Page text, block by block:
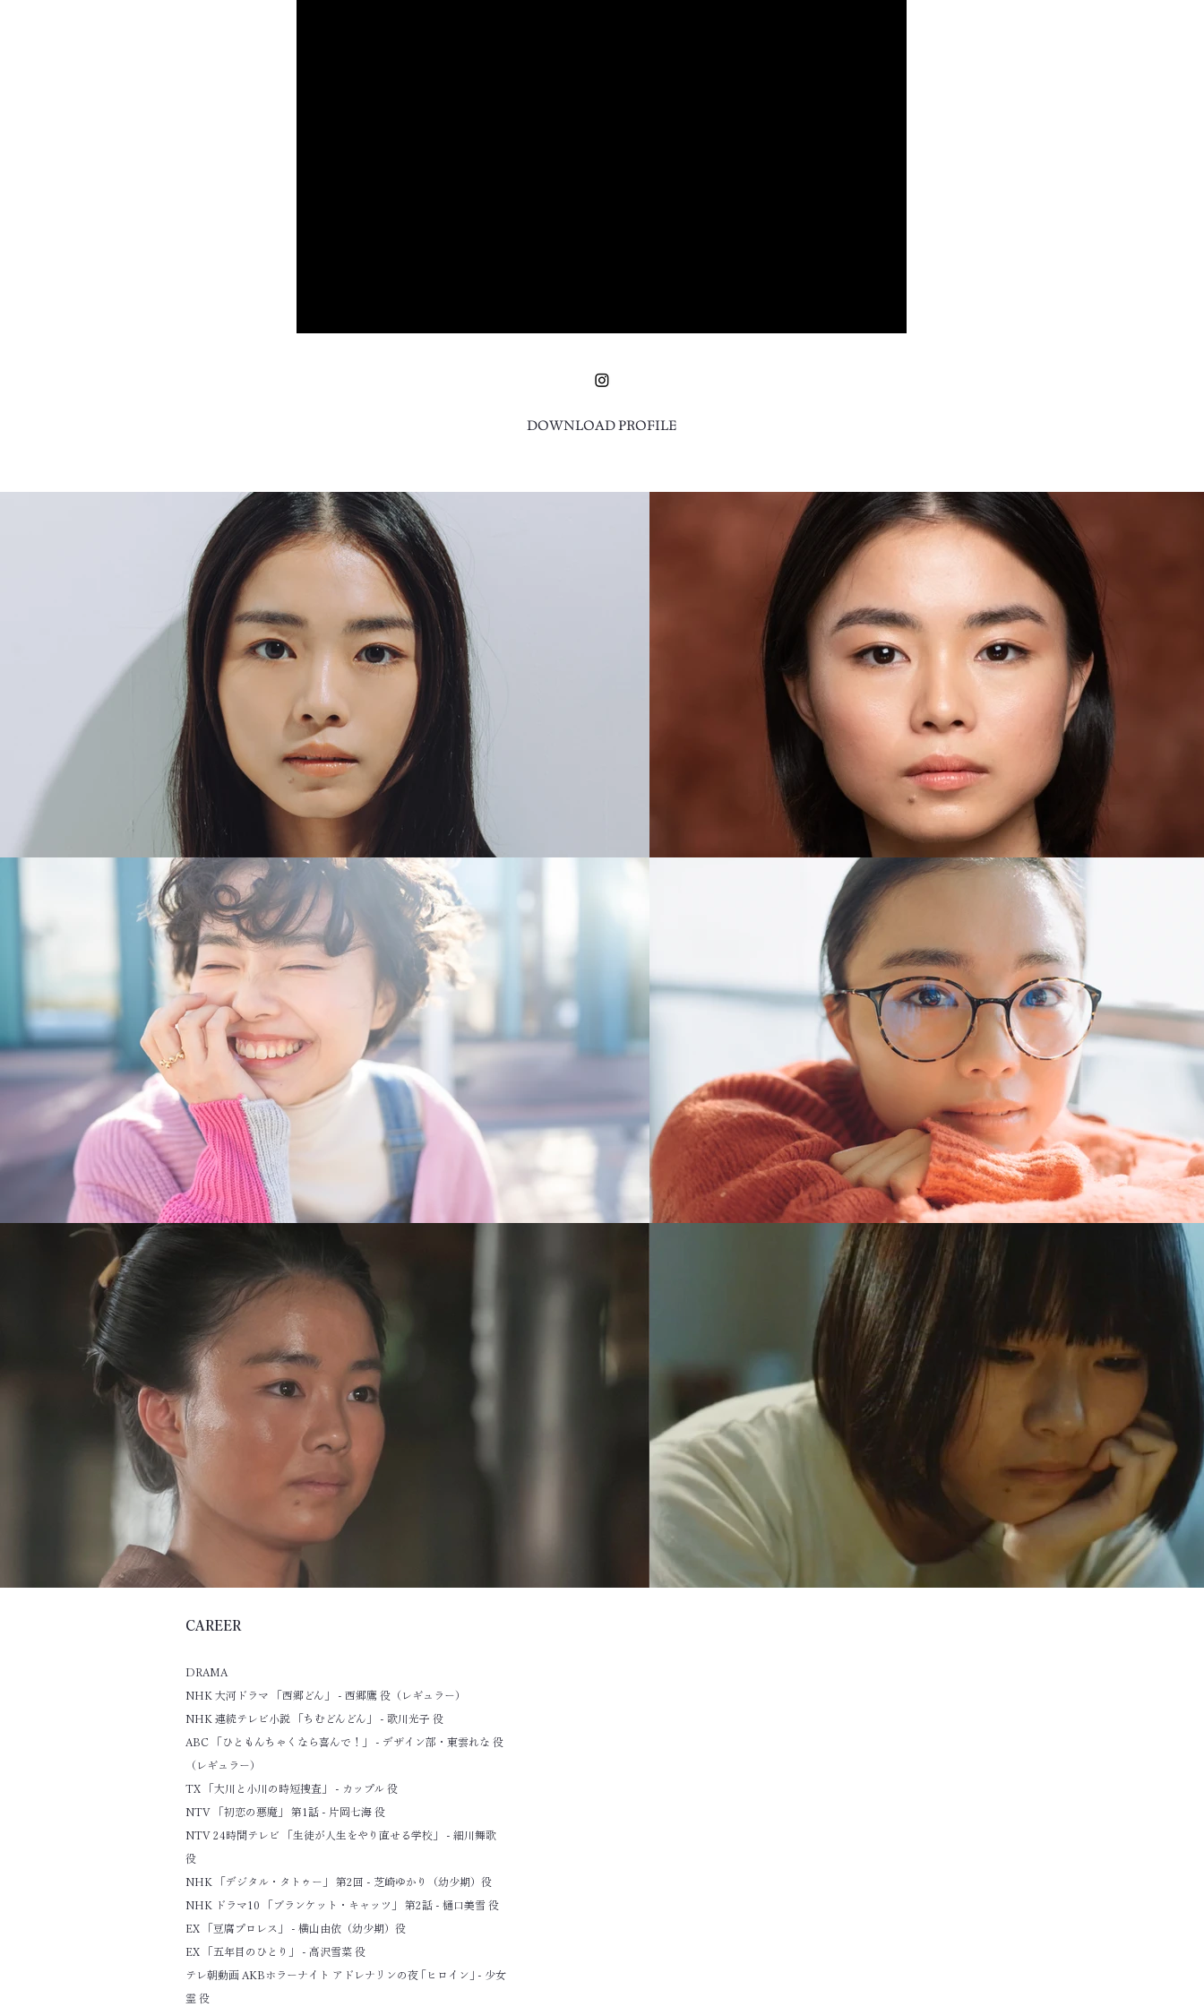
DOWNLOAD PROFILE
CAREER
DRAMA
NHK 大河ドラマ 「西郷どん」 - 西郷鷹 役（レギュラー）
NHK 連続テレビ小説 「ちむどんどん」 - 歌川光子 役
ABC 「ひともんちゃくなら喜んで！」 - デザイン部・東雲れな 役
（レギュラー）
TX 「大川と小川の時短捜査」 - カップル 役
NTV 「初恋の悪魔」 第1話 - 片岡七海 役
NTV 24時間テレビ 「生徒が人生をやり直せる学校」 - 細川舞歌
役
NHK 「デジタル・タトゥー」 第2回 - 芝崎ゆかり（幼少期）役
NHK ドラマ10 「ブランケット・キャッツ」 第2話 - 樋口美雪 役
EX 「豆腐プロレス」 - 横山由依（幼少期）役
EX 「五年目のひとり」 - 高沢雪菜 役
テレ朝動画 AKBホラーナイト アドレナリンの夜 ｢ヒロイン｣ - 少女
霊 役